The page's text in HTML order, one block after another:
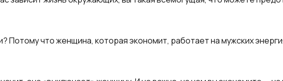
Потому что женщина, которая экономит, работает на мужских